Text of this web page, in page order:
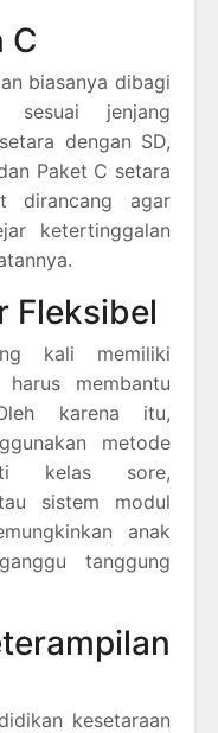
C
biasanya dibagi
sesuai jenjang
dengan SD,
Paket C setara
dirancang agar
ketertinggalan
Fleksibel
kali memiliki
membantu
karena itu,
metode
kelas sore,
sistem modul
anak
tanggung
kesetaraan